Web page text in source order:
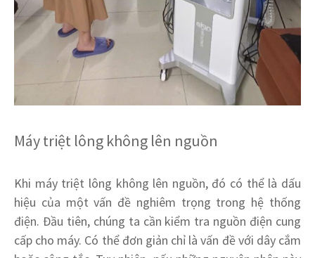
Máy triệt lông không lên nguồn
Khi máy triệt lông không lên nguồn, đó có thể là dấu
hiệu của một vấn đề nghiêm trọng trong hệ thống
điện. Đầu tiên, chúng ta cần kiểm tra nguồn điện cung
cấp cho máy. Có thể đơn giản chỉ là vấn đề với dây cắm